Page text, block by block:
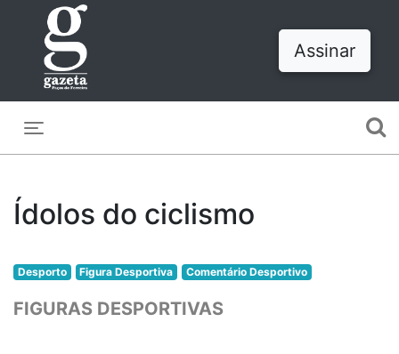
Assinar
Ídolos do ciclismo
Desporto Figura Desportiva Comentário Desportivo
FIGURAS DESPORTIVAS